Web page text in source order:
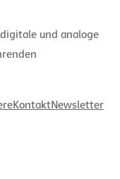
und analoge
KontaktNewsletter